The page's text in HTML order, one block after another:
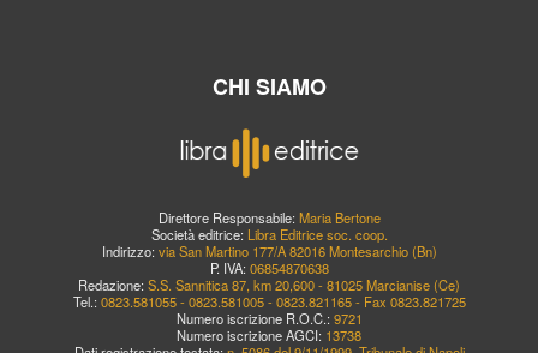
CHI SIAMO
Direttore Responsabile: Maria Bertone
Società editrice: Libra Editrice soc. coop.
Indirizzo: via San Martino 177/A 82016 Montesarchio (Bn)
P. IVA: 06854870638
Redazione: S.S. Sannitica 87, km 20,600 - 81025 Marcianise (Ce)
Tel.: 0823.581055 - 0823.581005 - 0823.821165 - Fax 0823.821725
Numero iscrizione R.O.C.: 9721
Numero iscrizione AGCI: 13738